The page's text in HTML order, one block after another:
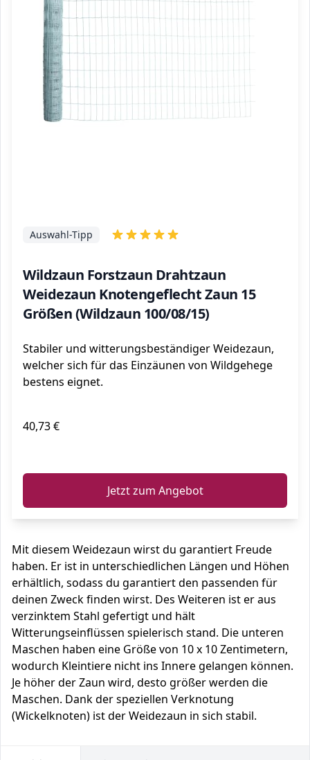
Wildzaun Forstzaun Drahtzaun
Weidezaun Knotengeflecht Zaun 15
Größen (Wildzaun 100/08/15)
Auswahl-Tipp
Stabiler und witterungsbeständiger Weidezaun,
welcher sich für das Einzäunen von Wildgehege
bestens eignet.
40,73 €
Jetzt zum Angebot
Mit diesem Weidezaun wirst du garantiert Freude
haben. Er ist in unterschiedlichen Längen und Höhen
erhältlich, sodass du garantiert den passenden für
deinen Zweck finden wirst. Des Weiteren ist er aus
verzinktem Stahl gefertigt und hält
Witterungseinflüssen spielerisch stand. Die unteren
Maschen haben eine Größe von 10 x 10 Zentimetern,
wodurch Kleintiere nicht ins Innere gelangen können.
Je höher der Zaun wird, desto größer werden die
Maschen. Dank der speziellen Verknotung
(Wickelknoten) ist der Weidezaun in sich stabil.